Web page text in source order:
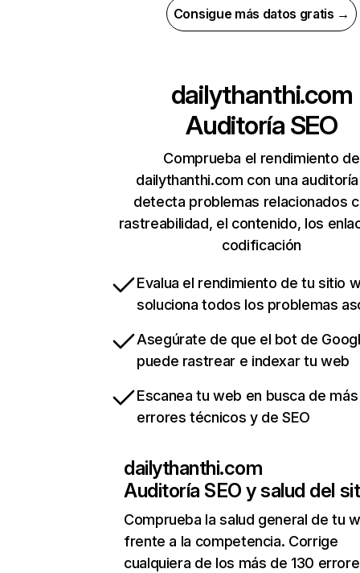
Consigue más datos gratis →
dailythanthi.com
Auditoría SEO
Comprueba el rendimiento de
dailythanthi.com con una
detecta problemas relacionados
rastreabilidad, el contenido, los
codificación
Evalua el rendimiento de tu sitio
soluciona todos los problemas
Asegúrate de que el bot de
puede rastrear e indexar tu web
Escanea tu web en busca de
errores técnicos y de SEO
dailythanthi.com
Auditoría SEO y salud del
Comprueba la salud general de tu
frente a la competencia. Corrige
cualquiera de los más de 130